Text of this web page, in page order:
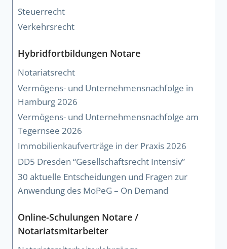
Steuerrecht
Verkehrsrecht
Hybridfortbildungen Notare
Notariatsrecht
Vermögens- und Unternehmensnachfolge in
Hamburg 2026
Vermögens- und Unternehmensnachfolge am
Tegernsee 2026
Immobilienkaufverträge in der Praxis 2026
DD5 Dresden “Gesellschaftsrecht Intensiv”
30 aktuelle Entscheidungen und Fragen zur
Anwendung des MoPeG – On Demand
Online-Schulungen Notare /
Notariatsmitarbeiter